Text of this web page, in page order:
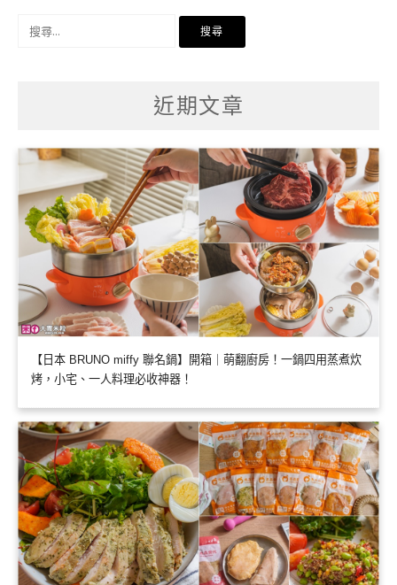
近期文章
【日本 BRUNO miffy 聯名鍋】開箱｜萌翻廚房！一鍋四用蒸煮炊
烤，小宅、一人料理必收神器！